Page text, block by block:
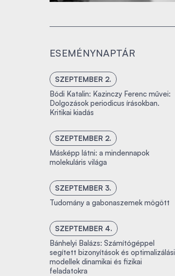
ESEMÉNYNAPTÁR
SZEPTEMBER 2.
Bódi Katalin: Kazinczy Ferenc művei:
Dolgozások periodicus írásokban.
Kritikai kiadás
SZEPTEMBER 2.
Másképp látni: a mindennapok
molekuláris világa
SZEPTEMBER 3.
Tudomány a gabonaszemek mögött
SZEPTEMBER 4.
Bánhelyi Balázs: Számítógéppel
segített bizonyítások és optimalizálási
modellek dinamikai és fizikai
feladatokra